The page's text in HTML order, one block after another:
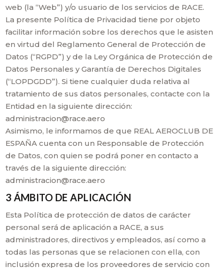
web (la “Web”) y/o usuario de los servicios de RACE.
La presente Política de Privacidad tiene por objeto
facilitar información sobre los derechos que le asisten
en virtud del Reglamento General de Protección de
Datos (“RGPD”) y de la Ley Orgánica de Protección de
Datos Personales y Garantía de Derechos Digitales
(“LOPDGDD”). Si tiene cualquier duda relativa al
tratamiento de sus datos personales, contacte con la
Entidad en la siguiente dirección:
administracion@race.aero
Asimismo, le informamos de que REAL AEROCLUB DE
ESPAÑA cuenta con un Responsable de Protección
de Datos, con quien se podrá poner en contacto a
través de la siguiente dirección:
administracion@race.aero
3 ÁMBITO DE APLICACIÓN
Esta Política de protección de datos de carácter
personal será de aplicación a RACE, a sus
administradores, directivos y empleados, así como a
todas las personas que se relacionen con ella, con
inclusión expresa de los proveedores de servicio con